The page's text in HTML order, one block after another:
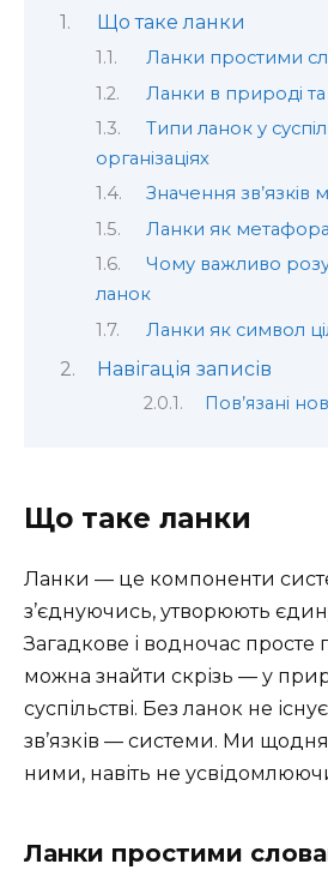
Що таке ланки
Ланки простими
Ланки в природі та
Типи ланок у
організаціях
Значення зв’язків
Ланки як
Чому важливо
ланок
Ланки як символ
Навігація записів
Пов’язані
Що таке ланки
Ланки — це компоненти
з’єднуючись, утворюють єдину
Загадкове і водночас просте
можна знайти скрізь — у
суспільстві. Без ланок не існує
зв’язків — системи. Ми щодня
ними, навіть не
Ланки простими